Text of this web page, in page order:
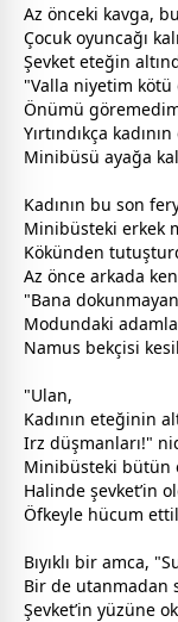
Az önceki kavga,
Çocuk oyuncağı
Şevket eteğin
"Valla niyetim kötü
Önümü
Yırtındıkça kadının
Minibüsü ayağa
Kadının bu son
Minibüsteki erkek
Kökünden
Az önce arkada
"Bana
Modundaki
Namus bekçisi
"Ulan,
Kadının eteğinin
Irz düşmanları!"
Minibüsteki bütün
Halinde şevket’in
Öfkeyle hücum
Bıyıklı bir amca,
Bir de utanmadan
Şevket’in yüzüne